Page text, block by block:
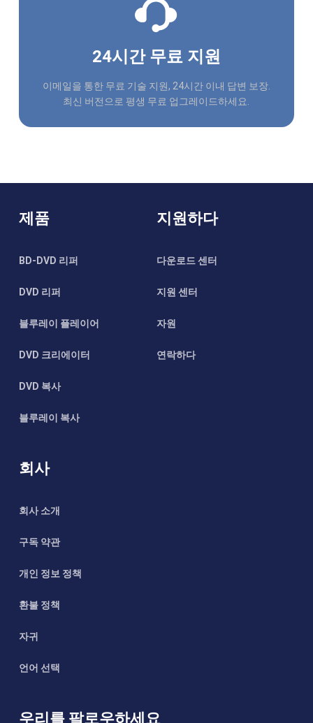
24시간 무료 지원
이메일을 통한 무료 기술 지원, 24시간 이내 답변 보장.
최신 버전으로 평생 무료 업그레이드하세요.
제품
BD-DVD 리퍼
DVD 리퍼
블루레이 플레이어
DVD 크리에이터
DVD 복사
블루레이 복사
지원하다
다운로드 센터
지원 센터
자원
연락하다
회사
회사 소개
구독 약관
개인 정보 정책
환불 정책
자귀
언어 선택
우리를 팔로우하세요